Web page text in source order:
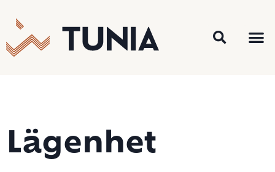
Lägenhet